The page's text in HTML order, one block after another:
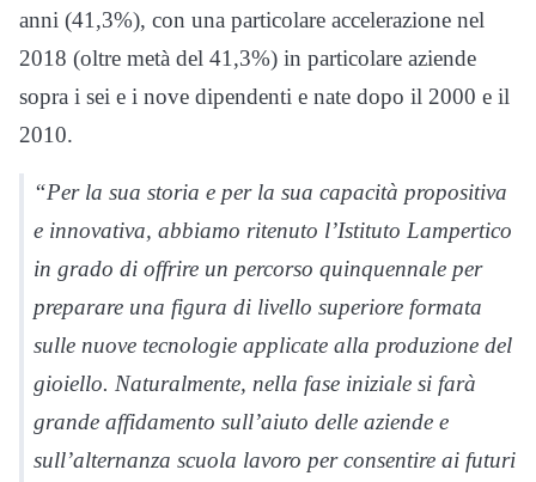
anni (41,3%), con una particolare accelerazione nel
2018 (oltre metà del 41,3%) in particolare aziende
sopra i sei e i nove dipendenti e nate dopo il 2000 e il
2010.
“Per la sua storia e per la sua capacità propositiva
e innovativa, abbiamo ritenuto l’Istituto Lampertico
in grado di offrire un percorso quinquennale per
preparare una figura di livello superiore formata
sulle nuove tecnologie applicate alla produzione del
gioiello. Naturalmente, nella fase iniziale si farà
grande affidamento sull’aiuto delle aziende e
sull’alternanza scuola lavoro per consentire ai futuri